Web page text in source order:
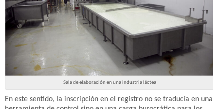
Sala de elaboración en una industria láctea
En este sentido, la inscripción en el registro no se traducía en una